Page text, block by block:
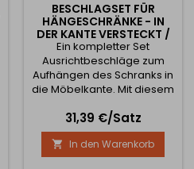
BESCHLAGSET FÜR
HÄNGESCHRÄNKE - IN
DER KANTE VERSTECKT /
NICKEL
Ein kompletter Set
Ausrichtbeschläge zum
Aufhängen des Schranks in
die Möbelkante. Mit diesem
absolut klares Design im
Korpus. Zum Beispiel für
Korpusse ohne
Rückenseite geeignet. Das
Preis
31,39 €/Satz
 In den Warenkorb